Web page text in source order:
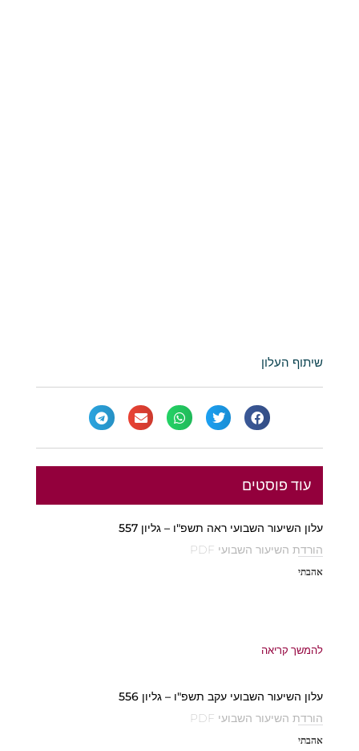
שיתוף העלון
עוד פוסטים
עלון השיעור השבועי ראה תשפ"ו – גליון 557
הורדת השיעור השבועי PDF
אהבתי
להמשך קריאה
עלון השיעור השבועי עקב תשפ"ו – גליון 556
הורדת השיעור השבועי PDF
אהבתי